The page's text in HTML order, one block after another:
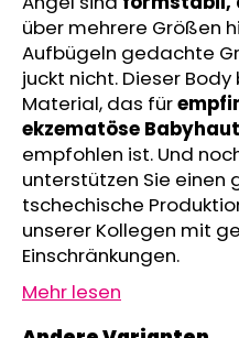
über mehrere Größen
Aufbügeln gedachte
juckt nicht. Dieser
Material, das für
ekzematöse Babyhaut
empfohlen ist. Und
unterstützen Sie einen
tschechische
unserer Kollegen mit
Einschränkungen.
Mehr lesen
€18,39